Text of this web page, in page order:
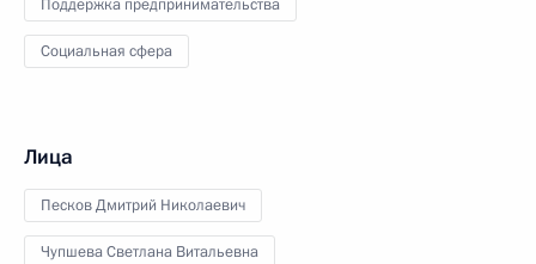
Социальная сфера
Лица
Песков Дмитрий Николаевич
Чупшева Светлана Витальевна